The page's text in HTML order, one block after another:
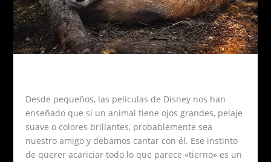
Desde pequeños, las películas de Disney nos han
enseñado que si un animal tiene ojos grandes, pelaje
suave o colores brillantes, probablemente sea
nuestro amigo y debamos cantar con él. Ese instinto
de querer acariciar todo lo que parece «tierno» es un